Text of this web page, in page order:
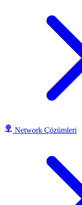
Network Çözümleri